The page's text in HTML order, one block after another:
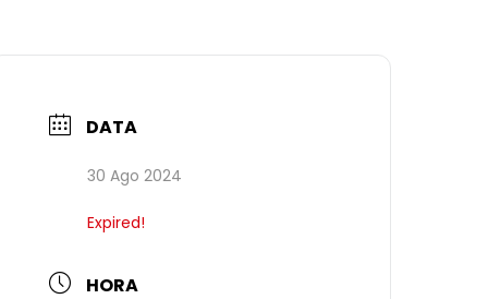
DATA
30 Ago 2024
Expired!
HORA